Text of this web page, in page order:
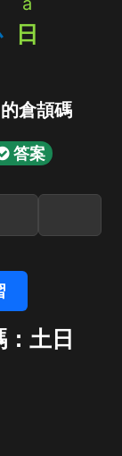
日
倉頡碼
答案
土日